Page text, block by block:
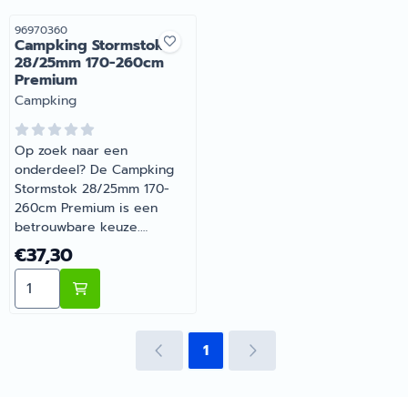
deskundig advies.
Artikelnummer
96970360
Campking Stormstok
28/25mm 170-260cm
Premium
Merk:
Campking
Op zoek naar een
onderdeel? De Campking
Stormstok 28/25mm 170-
260cm Premium is een
betrouwbare keuze.
Gemaakt voor dagelijks
gebruik tijdens je vakanties
en weekendtrips. Bestel dit
onderdeel eenvoudig online
Prijs: 37,30
€37,30
Aantal kiezen voor Campking Stormstok 28/25mm
1